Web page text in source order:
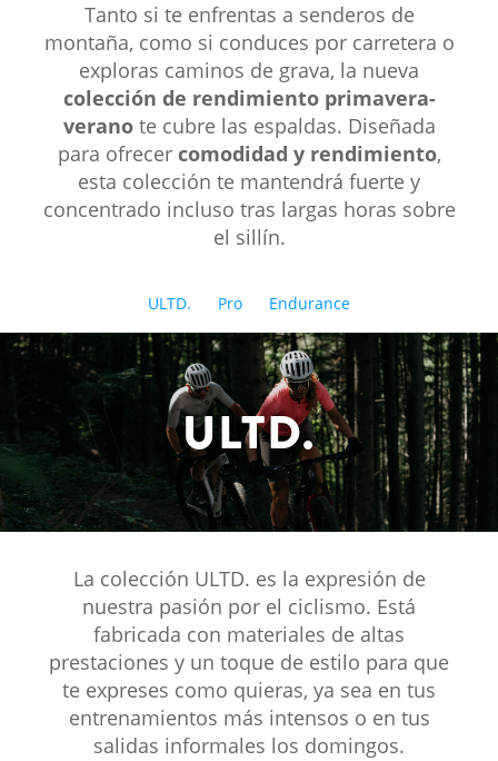
Tanto si te enfrentas a senderos de
montaña, como si conduces por carretera o
exploras caminos de grava, la nueva
colección de rendimiento primavera-
veranote cubre las espaldas. Diseñada
para ofrecer comodidad y rendimiento,
esta colección te mantendrá fuerte y
concentrado incluso tras largas horas sobre
el sillín.
ULTD. Pro Endurance
ULTD.
La colección ULTD. es la expresión de
nuestra pasión por el ciclismo. Está
fabricada con materiales de altas
prestaciones y un toque de estilo para que
te expreses como quieras, ya sea en tus
entrenamientos más intensos o en tus
salidas informales los domingos.